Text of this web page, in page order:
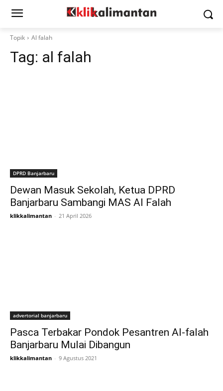
Topik Al falah
Tag: al falah
DPRD Banjarbaru
Dewan Masuk Sekolah, Ketua DPRD
Banjarbaru Sambangi MAS Al Falah
klikkalimantan - 21 April 2026
advertorial banjarbaru
Pasca Terbakar Pondok Pesantren Al-falah
Banjarbaru Mulai Dibangun
klikkalimantan - 9 Agustus 2021